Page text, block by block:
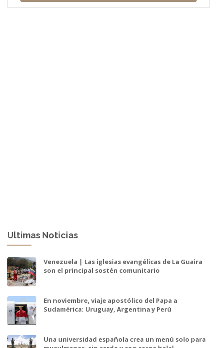
Ultimas Noticias
Venezuela | Las iglesias evangélicas de La Guaira
son el principal sostén comunitario
En noviembre, viaje apostólico del Papa a
Sudamérica: Uruguay, Argentina y Perú
Una universidad española crea un menú solo para